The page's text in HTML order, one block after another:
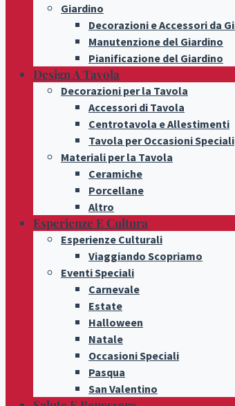
Giardino
Decorazioni e Accessori da
Manutenzione del Giardino
Pianificazione del Giardino
Design A Tavola
Decorazioni per la Tavola
Accessori di Tavola
Centrotavola e Allestimenti
Tavola per Occasioni Speciali
Materiali per la Tavola
Ceramiche
Porcellane
Altro
Esperienze E Cultura
Esperienze Culturali
Viaggiando Scopriamo
Eventi Speciali
Carnevale
Estate
Halloween
Natale
Occasioni Speciali
Pasqua
San Valentino